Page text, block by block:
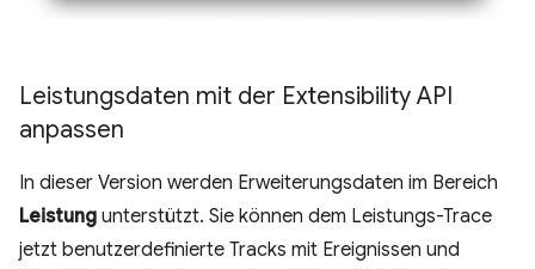
Leistungsdaten mit der Extensibility API
anpassen
In dieser Version werden Erweiterungsdaten im Bereich
Leistung unterstützt. Sie können dem Leistungs-Trace
jetzt benutzerdefinierte Tracks mit Ereignissen und